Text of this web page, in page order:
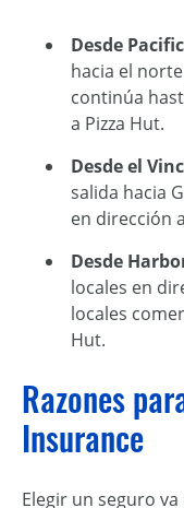
Desde
hacia el
continúa
a Pizza Hut.
Desde el
salida hacia
en dirección
Desde
locales en
locales
Hut.
Razones
Insurance
Elegir un seguro